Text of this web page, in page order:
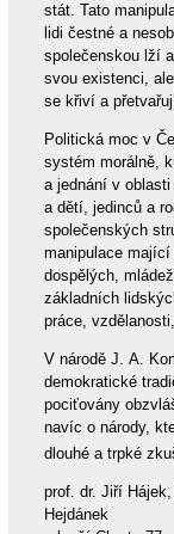
stát. Tato
lidi čestné a
společenskou lží
svou existenci,
se křiví a
Politická moc v
systém morálně,
a jednání v
a dětí, jedinců a
společenských
manipulace
dospělých,
základních
práce,
V národě J. A.
demokratické
pociťovány
navíc o národy,
dlouhé a trpké
prof. dr. Jiří
Hejdánek